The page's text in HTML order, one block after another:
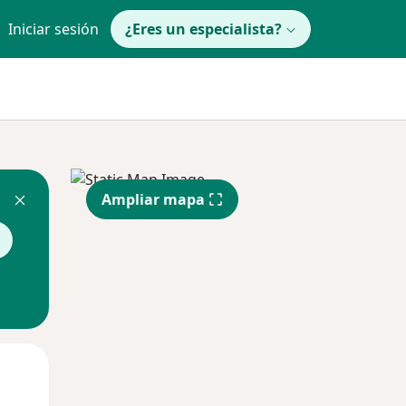
Iniciar sesión ¿Eres un especialista?
Ampliar mapa